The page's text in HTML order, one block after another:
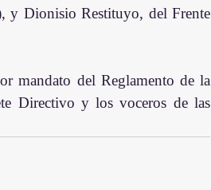
y Dionisio Restituyo, del Frente
mandato del Reglamento de la
Directivo y los voceros de las